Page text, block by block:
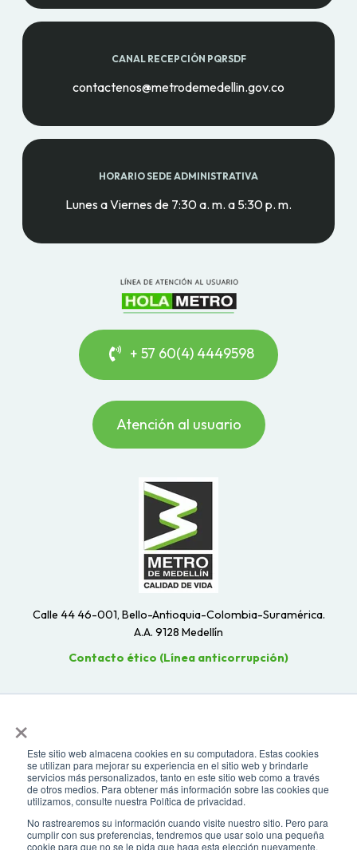
×
Este sitio web almacena cookies en su computadora. Estas cookies
se utilizan para mejorar su experiencia en el sitio web y brindarle
servicios más personalizados, tanto en este sitio web como a través
de otros medios. Para obtener más información sobre las cookies que
utilizamos, consulte nuestra Política de privacidad.
No rastrearemos su información cuando visite nuestro sitio. Pero para
cumplir con sus preferencias, tendremos que usar solo una pequeña
cookie para que no se le pida que haga esta elección nuevamente.
CANAL RECEPCIÓN PQRSDF
contactenos@metrodemedellin.gov.co
HORARIO SEDE ADMINISTRATIVA
Lunes a Viernes de 7:30 a. m. a 5:30 p. m.
+ 57 60(4) 4449598
Atención al usuario
Calle 44 46-001, Bello-Antioquia-Colombia-Suramérica.
A.A. 9128 Medellín
Contacto ético (Línea anticorrupción)